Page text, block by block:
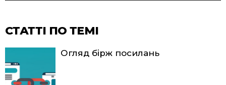
СТАТТІ ПО ТЕМІ
Огляд бірж посилань